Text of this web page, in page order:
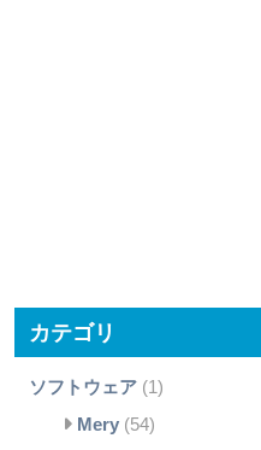
カテゴリ
ソフトウェア(1)
Mery(54)